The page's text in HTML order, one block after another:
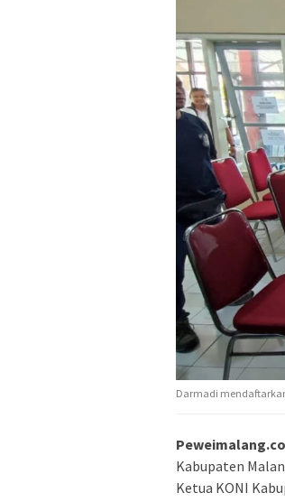
Darmadi
Kabupaten
Ketua KONI